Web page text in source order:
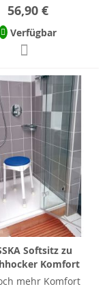
56,90 €
Verfügbar
Softsitz zu
Komfort
mehr Komfort